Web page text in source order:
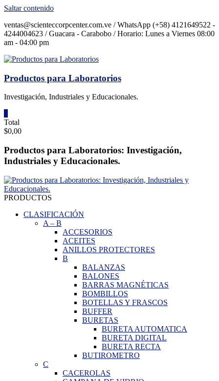
Saltar contenido
ventas@scienteccorpcenter.com.ve / WhatsApp (+58) 4121649522 -
4244004623 / Guacara - Carabobo / Horario: Lunes a Viernes 08:00
am - 04:00 pm
Productos para Laboratorios
Investigación, Industriales y Educacionales.
Total
$0,00
Productos para Laboratorios: Investigación,
Industriales y Educacionales.
PRODUCTOS
CLASIFICACIÓN
A – B
ACCESORIOS
ACEITES
ANILLOS PROTECTORES
B
BALANZAS
BALONES
BARRAS MAGNÉTICAS
BOMBILLOS
BOTELLAS Y FRASCOS
BUFFER
BURETAS
BURETA AUTOMATICA
BURETA DIGITAL
BURETA RECTA
BUTIROMETRO
C
CACEROLAS